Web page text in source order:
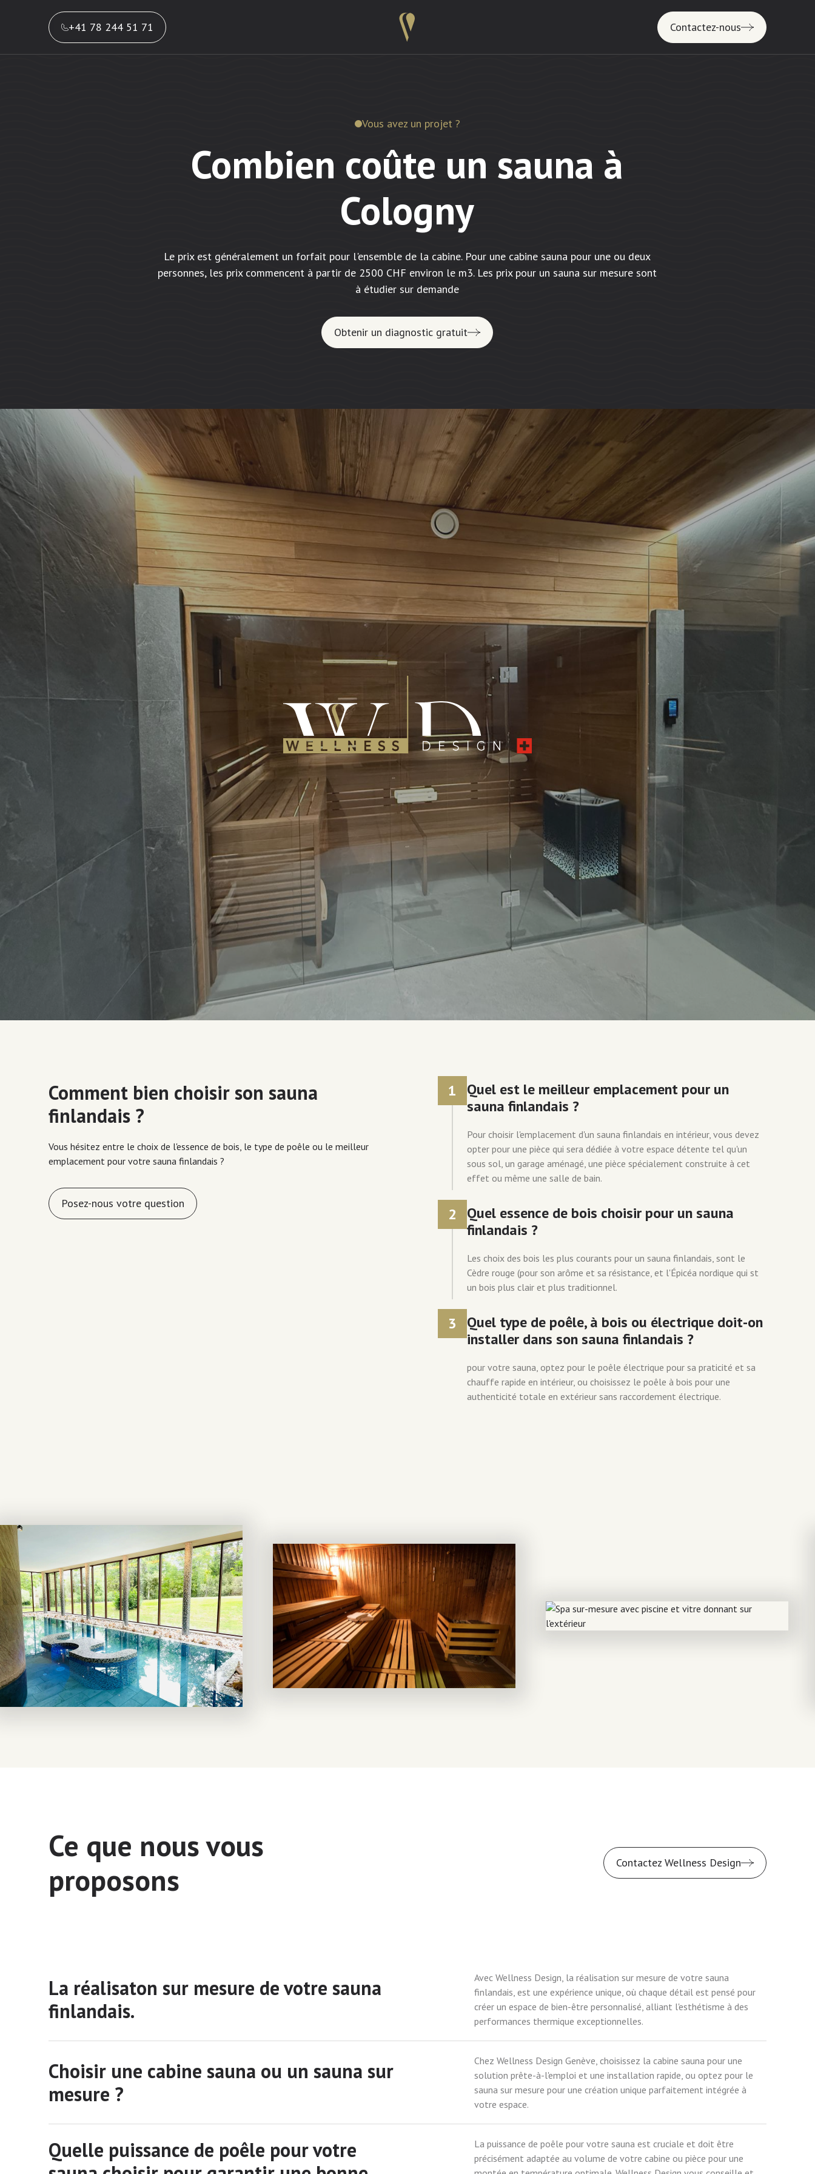
+41 78 244 51 71 Contactez-nous
Vous avez un projet ?
Combien coûte un sauna à
Cologny
Le prix est généralement un forfait pour l'ensemble de la cabine. Pour une cabine sauna pour une ou deux
personnes, les prix commencent à partir de 2500 CHF environ le m3. Les prix pour un sauna sur mesure sont
à étudier sur demande
Obtenir un diagnostic gratuit
Comment bien choisir son sauna
finlandais ?
Vous hésitez entre le choix de l'essence de bois, le type de poêle ou le meilleur
emplacement pour votre sauna finlandais ?
Posez-nous votre question
1
Quel est le meilleur emplacement pour un
sauna finlandais ?
Pour choisir l'emplacement d'un sauna finlandais en intérieur, vous devez
opter pour une pièce qui sera dédiée à votre espace détente tel qu'un
sous sol, un garage aménagé, une pièce spécialement construite à cet
effet ou même une salle de bain.
2
Quel essence de bois choisir pour un sauna
finlandais ?
Les choix des bois les plus courants pour un sauna finlandais, sont le
Cèdre rouge (pour son arôme et sa résistance, et l'Épicéa nordique qui st
un bois plus clair et plus traditionnel.
3
Quel type de poêle, à bois ou électrique doit-on
installer dans son sauna finlandais ?
pour votre sauna, optez pour le poêle électrique pour sa praticité et sa
chauffe rapide en intérieur, ou choisissez le poêle à bois pour une
authenticité totale en extérieur sans raccordement électrique.
Ce que nous vous
proposons
Contactez Wellness Design
La réalisaton sur mesure de votre sauna
finlandais.
Avec Wellness Design, la réalisation sur mesure de votre sauna
finlandais, est une expérience unique, où chaque détail est pensé pour
créer un espace de bien-être personnalisé, alliant l'esthétisme à des
performances thermique exceptionnelles.
Choisir une cabine sauna ou un sauna sur
mesure ?
Chez Wellness Design Genève, choisissez la cabine sauna pour une
solution prête-à-l'emploi et une installation rapide, ou optez pour le
sauna sur mesure pour une création unique parfaitement intégrée à
votre espace.
Quelle puissance de poêle pour votre
La puissance de poêle pour votre sauna est cruciale et doit être
précisément adaptée au volume de votre cabine ou pièce pour une